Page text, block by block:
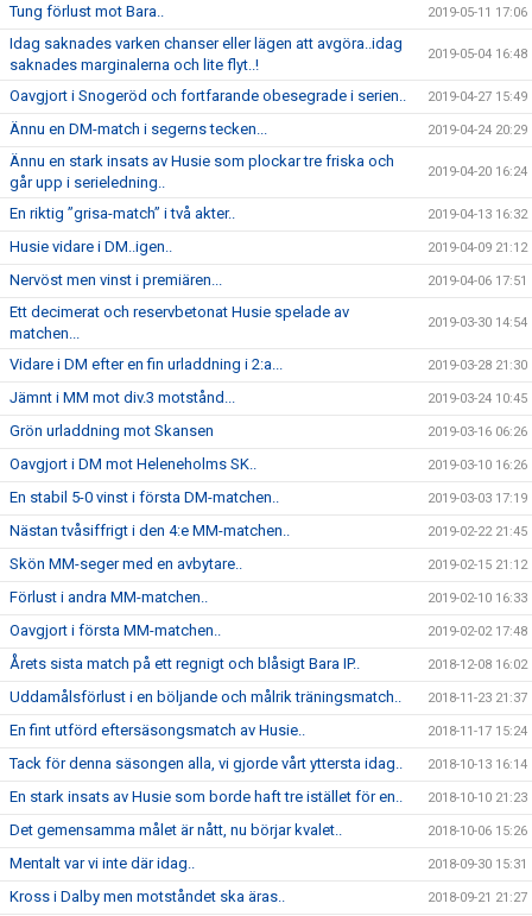
Tung förlust mot Bara.. 2019-05-11 17:06
Idag saknades varken chanser eller lägen att avgöra..idag
saknades marginalerna och lite flyt..!
2019-05-04 16:48
Oavgjort i Snogeröd och fortfarande obesegrade i serien.. 2019-04-27 15:49
Ännu en DM-match i segerns tecken... 2019-04-24 20:29
Ännu en stark insats av Husie som plockar tre friska och
går upp i serieledning..
2019-04-20 16:24
En riktig ”grisa-match” i två akter.. 2019-04-13 16:32
Husie vidare i DM..igen.. 2019-04-09 21:12
Nervöst men vinst i premiären... 2019-04-06 17:51
Ett decimerat och reservbetonat Husie spelade av
matchen...
2019-03-30 14:54
Vidare i DM efter en fin urladdning i 2:a... 2019-03-28 21:30
Jämnt i MM mot div.3 motstånd... 2019-03-24 10:45
Grön urladdning mot Skansen 2019-03-16 06:26
Oavgjort i DM mot Heleneholms SK.. 2019-03-10 16:26
En stabil 5-0 vinst i första DM-matchen.. 2019-03-03 17:19
Nästan tvåsiffrigt i den 4:e MM-matchen.. 2019-02-22 21:45
Skön MM-seger med en avbytare.. 2019-02-15 21:12
Förlust i andra MM-matchen.. 2019-02-10 16:33
Oavgjort i första MM-matchen.. 2019-02-02 17:48
Årets sista match på ett regnigt och blåsigt Bara IP.. 2018-12-08 16:02
Uddamålsförlust i en böljande och målrik träningsmatch.. 2018-11-23 21:37
En fint utförd eftersäsongsmatch av Husie.. 2018-11-17 15:24
Tack för denna säsongen alla, vi gjorde vårt yttersta idag.. 2018-10-13 16:14
En stark insats av Husie som borde haft tre istället för en.. 2018-10-10 21:23
Det gemensamma målet är nått, nu börjar kvalet.. 2018-10-06 15:26
Mentalt var vi inte där idag.. 2018-09-30 15:31
Kross i Dalby men motståndet ska äras.. 2018-09-21 21:27